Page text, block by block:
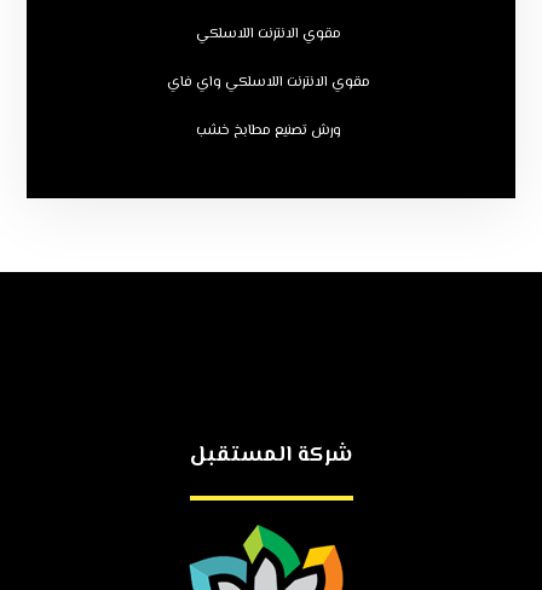
مقوي الانترنت اللاسلكي
مقوي الانترنت اللاسلكي واي فاي
ورش تصنيع مطابخ خشب
شركة المستقبل